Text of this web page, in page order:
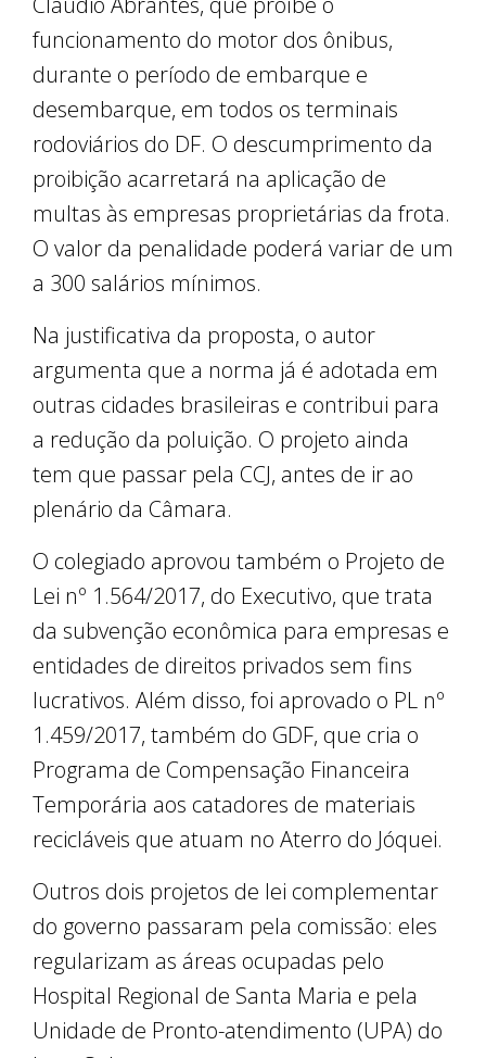
funcionamento do motor dos ônibus,
durante o período de embarque e
desembarque, em todos os terminais
rodoviários do DF. O descumprimento da
proibição acarretará na aplicação de
multas às empresas proprietárias da frota.
O valor da penalidade poderá variar de um
a 300 salários mínimos.
Na justificativa da proposta, o autor
argumenta que a norma já é adotada em
outras cidades brasileiras e contribui para
a redução da poluição. O projeto ainda
tem que passar pela CCJ, antes de ir ao
plenário da Câmara.
O colegiado aprovou também o Projeto de
Lei nº 1.564/2017, do Executivo, que trata
da subvenção econômica para empresas e
entidades de direitos privados sem fins
lucrativos. Além disso, foi aprovado o PL nº
1.459/2017, também do GDF, que cria o
Programa de Compensação Financeira
Temporária aos catadores de materiais
recicláveis que atuam no Aterro do Jóquei.
Outros dois projetos de lei complementar
do governo passaram pela comissão: eles
regularizam as áreas ocupadas pelo
Hospital Regional de Santa Maria e pela
Unidade de Pronto-atendimento (UPA) do